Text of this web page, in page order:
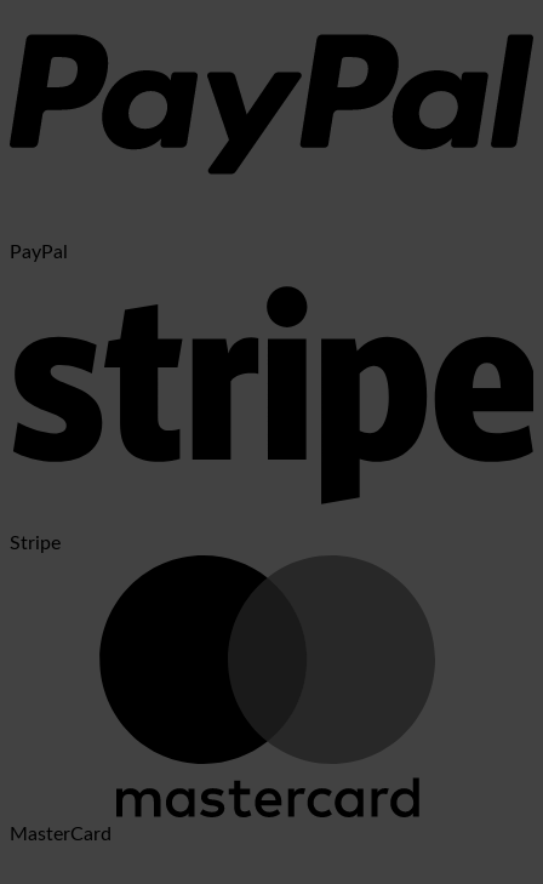
PayPal
Stripe
MasterCard